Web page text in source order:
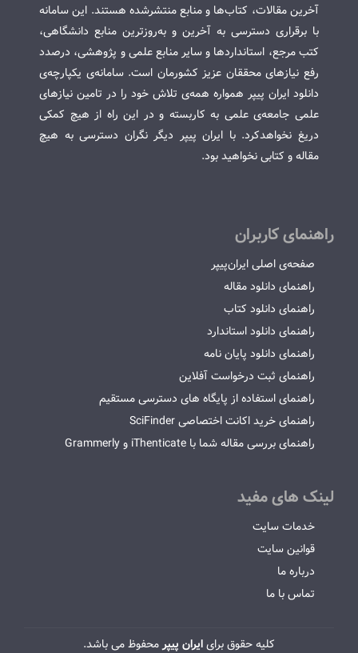
آخرین مقالات، کتاب‌ها و منابع منتشرشده هستند. این سامانه
با برقراری دسترسی به آخرین و به‌روزترین منابع دانشگاهی،
کتب مرجع، استانداردها و سایر منابع علمی و پژوهشی، درصدد
رفع نیازهای محققان عزیز کشورمان است. سامانه‌ی یکپارچه‌ی
دانلود ایران پیپر همواره همه‌ی تلاش خود را در تامین نیازهای
علمی جامعه‌ی علمی به کاربسته و در این راه از هیچ کمکی
دریغ نخواهدکرد. با ایران پیپر دیگر نگران دسترسی به هیچ
مقاله و کتابی نخواهید بود.
راهنمای کاربران
صفحه‌ی اصلی ایران‌پیپر
راهنمای دانلود مقاله
راهنمای دانلود کتاب
راهنمای دانلود استاندارد
راهنمای دانلود پایان نامه
راهنمای ثبت درخواست آفلاین
راهنمای استفاده از پایگاه های دسترسی مستقیم
راهنمای خرید اکانت اختصاصی SciFinder
راهنمای بررسی مقاله شما با iThenticate و Grammerly
لینک های مفید
خدمات سایت
قوانین سایت
درباره ما
تماس با ما
کلیه حقوق برایایران پیپرمحفوظ می باشد.